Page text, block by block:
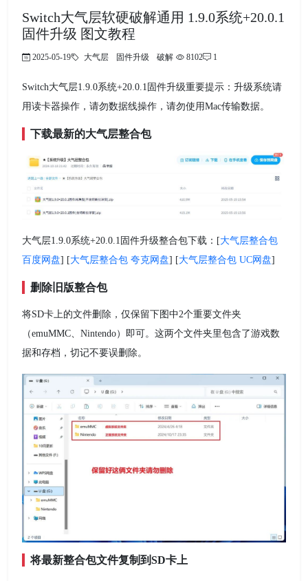
Switch大气层软硬破解通用 1.9.0系统+20.0.1
固件升级 图文教程
2025-05-19 大气层 固件升级 破解 8102 1
Switch大气层1.9.0系统+20.0.1固件升级重要提示：升级系统请
用读卡器操作，请勿数据线操作，请勿使用Mac传输数据。
下载最新的大气层整合包
大气层1.9.0系统+20.0.1固件升级整合包下载：[大气层整合包
百度网盘] [大气层整合包 夸克网盘] [大气层整合包 UC网盘]
删除旧版整合包
将SD卡上的文件删除，仅保留下图中2个重要文件夹
（emuMMC、Nintendo）即可。这两个文件夹里包含了游戏数
据和存档，切记不要误删除。
将最新整合包文件复制到SD卡上